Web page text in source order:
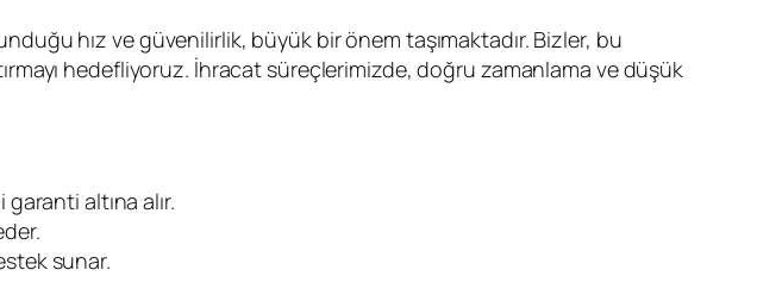
hız ve güvenilirlik, büyük bir önem taşımaktadır. Bizler, bu
hedefliyoruz. İhracat süreçlerimizde, doğru zamanlama ve düşük
altına alır.
sunar.